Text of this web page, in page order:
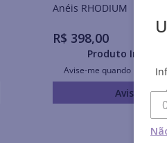
Anéis RHODIUM
R$ 398,00
Produto
Avise-me quando
Avise-me